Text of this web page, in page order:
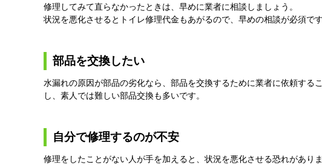
修理してみて直らなかったときは、早めに業者に相談しましょう。
状況を悪化させるとトイレ修理代金もあがるので、早めの相談が必須です
部品を交換したい
水漏れの原因が部品の劣化なら、部品を交換するために業者に依頼す
し、素人では難しい部品交換も多いです。
自分で修理するのが不安
修理をしたことがない人が手を加えると、状況を悪化させる恐れがありま